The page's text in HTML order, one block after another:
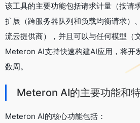
该工具的主要功能包括请求计量（按请
扩展（跨服务器队列和负载均衡请求）
流云提供商），并且可以与任何模型（
Meteron AI支持快速构建AI应用，将开
数周。
Meteron AI的主要功能和
Meteron AI的核心功能包括：